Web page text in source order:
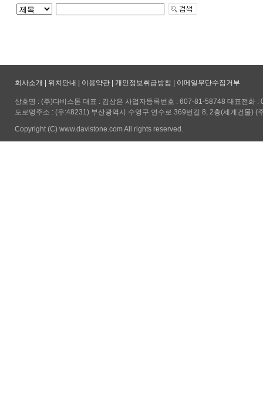
회사소개 위치안내 이용약관 개인정보취급방침 이메일무단수집거부
상호명 : (주)다비스톤 대표 : 김상은 사업자등록번호 : 607-81-58748 대표전화
도로명주소 : (우:48231) 부산광역시 수영구 연수로 369번길 8, 2층(세계건물)
Copyright (C) www.davistone.com All rights reserved.